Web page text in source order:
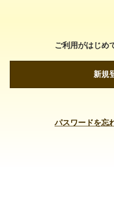
ご利用がはじめ
新規
パスワードを忘